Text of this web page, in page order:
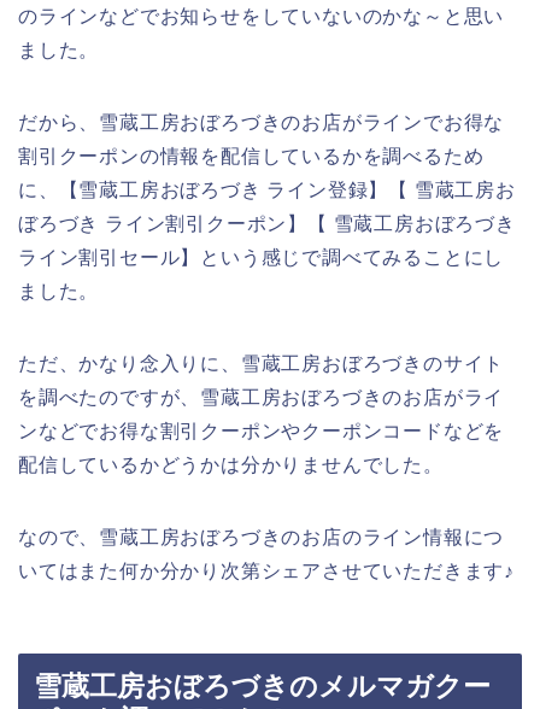
のラインなどでお知らせをしていないのかな～と思い
ました。
だから、雪蔵工房おぼろづきのお店がラインでお得な
割引クーポンの情報を配信しているかを調べるため
に、【雪蔵工房おぼろづき ライン登録】【 雪蔵工房お
ぼろづき ライン割引クーポン】【 雪蔵工房おぼろづき
ライン割引セール】という感じで調べてみることにし
ました。
ただ、かなり念入りに、雪蔵工房おぼろづきのサイト
を調べたのですが、雪蔵工房おぼろづきのお店がライ
ンなどでお得な割引クーポンやクーポンコードなどを
配信しているかどうかは分かりませんでした。
なので、雪蔵工房おぼろづきのお店のライン情報につ
いてはまた何か分かり次第シェアさせていただきます♪
雪蔵工房おぼろづきのメルマガクー